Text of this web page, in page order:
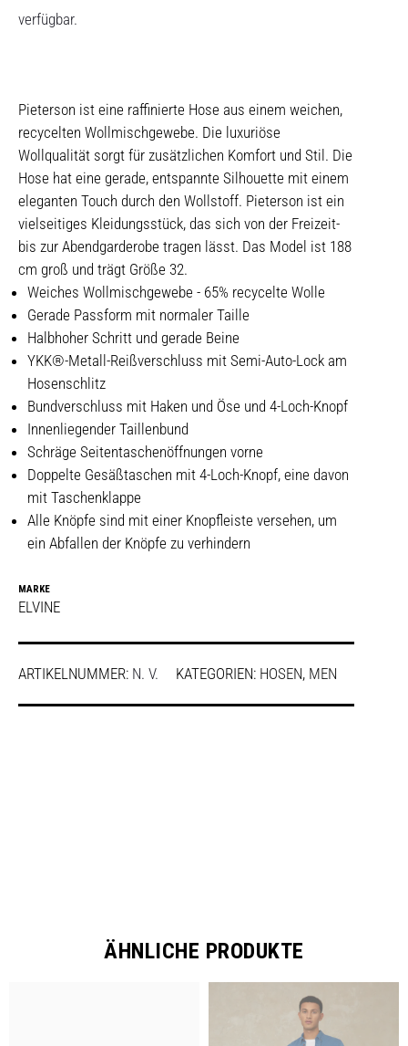
verfügbar.
Pieterson ist eine raffinierte Hose aus einem weichen,
recycelten Wollmischgewebe. Die luxuriöse
Wollqualität sorgt für zusätzlichen Komfort und Stil. Die
Hose hat eine gerade, entspannte Silhouette mit einem
eleganten Touch durch den Wollstoff. Pieterson ist ein
vielseitiges Kleidungsstück, das sich von der Freizeit-
bis zur Abendgarderobe tragen lässt. Das Model ist 188
cm groß und trägt Größe 32.
Weiches Wollmischgewebe - 65% recycelte Wolle
Gerade Passform mit normaler Taille
Halbhoher Schritt und gerade Beine
YKK®-Metall-Reißverschluss mit Semi-Auto-Lock am
Hosenschlitz
Bundverschluss mit Haken und Öse und 4-Loch-Knopf
Innenliegender Taillenbund
Schräge Seitentaschenöffnungen vorne
Doppelte Gesäßtaschen mit 4-Loch-Knopf, eine davon
mit Taschenklappe
Alle Knöpfe sind mit einer Knopfleiste versehen, um
ein Abfallen der Knöpfe zu verhindern
MARKE
ELVINE
ARTIKELNUMMER: N. V. KATEGORIEN: HOSEN, MEN
ÄHNLICHE PRODUKTE